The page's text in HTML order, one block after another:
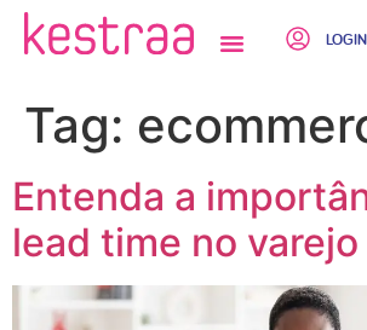
LOGIN
Tag:
Entenda a
lead time no varejo